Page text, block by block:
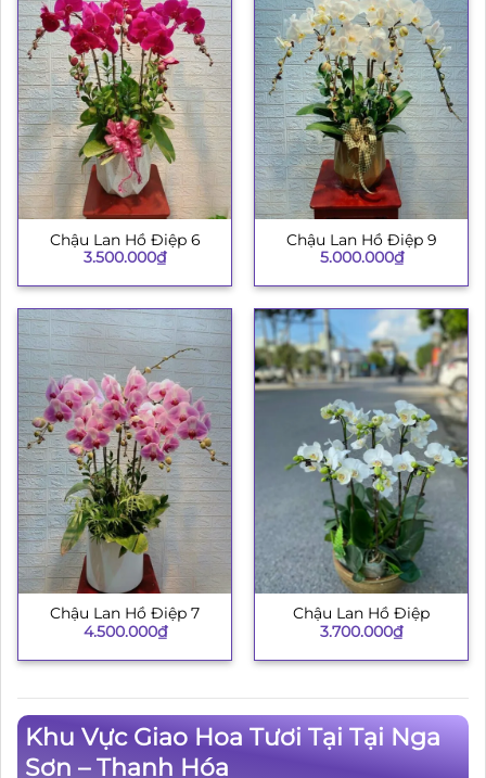
Chậu Lan Hồ Điệp 6
3.500.000₫
Chậu Lan Hồ Điệp 9
5.000.000₫
Chậu Lan Hồ Điệp 7
4.500.000₫
Chậu Lan Hồ Điệp
3.700.000₫
Khu Vực Giao Hoa Tươi Tại Tại Nga
Sơn – Thanh Hóa